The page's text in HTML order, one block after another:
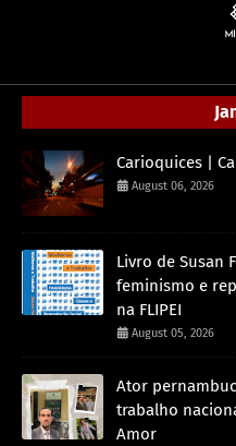
Carioquices |
August 06, 2026
Livro de Susan
feminismo e
na FLIPEI
August 05, 2026
Ator
trabalho
Amor